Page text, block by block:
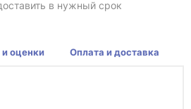
в нужный срок
оценки Оплата и доставка